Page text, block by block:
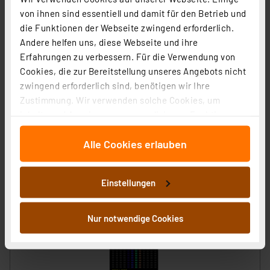
von ihnen sind essentiell und damit für den Betrieb und
die Funktionen der Webseite zwingend erforderlich.
Andere helfen uns, diese Webseite und ihre
Erfahrungen zu verbessern. Für die Verwendung von
Cookies, die zur Bereitstellung unseres Angebots nicht
zwingend erforderlich sind, benötigen wir Ihre
Zustimmung. Wir verwenden solche Cookies, um
für soziale Medien anbieten zu können und die Zugriffe
auf unsere Website zu analysieren. Außerdem geben
wir Informationen zu Ihrer Verwendung unserer Website
an unsere Partner für soziale Medien, Werbung und
Analysen weiter. Unsere Partner führen diese
Informationen möglicherweise mit weiteren Daten
zusammen, die Sie ihnen bereitgestellt haben oder die
sie im Rahmen Ihrer Nutzung der Dienste gesammelt
stimmen Sie sowohl dem Speichern und Abrufen von
Alle Cookies erlauben
Einstellungen
Nur notwendige Cookies
Artikel-Nr. 253223
2 3 4 5 (10)
65.33 CHF
zzgl. MwSt.
Informationen zu Versandkosten